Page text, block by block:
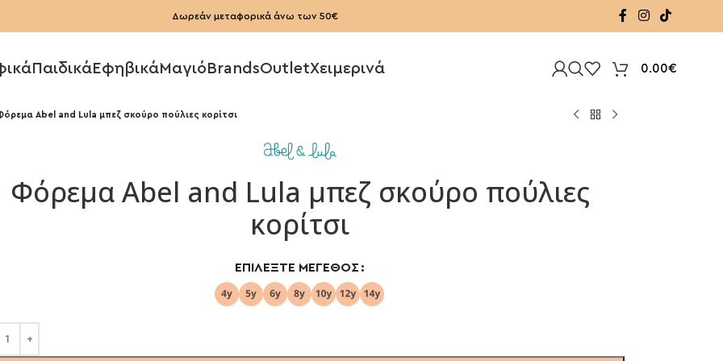
Δωρεάν μεταφορικά άνω των 50€
Παιδικά ΕφηβικάΜαγιό BrandsOutletΧειμερινά 0.00€
Abel and Lula μπεζ σκούρο πούλιες κορίτσι
Φόρεμα Abel and Lula μπεζ σκούρο πούλιες
κορίτσι
ΕΠΙΛΈΞΤΕ ΜΈΓΕΘΟΣ